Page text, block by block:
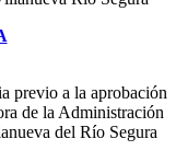
previo a la aprobación
de la Administración
del Río Segura